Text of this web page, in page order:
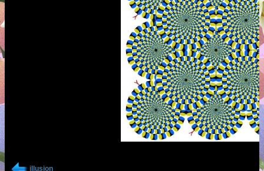
illusion